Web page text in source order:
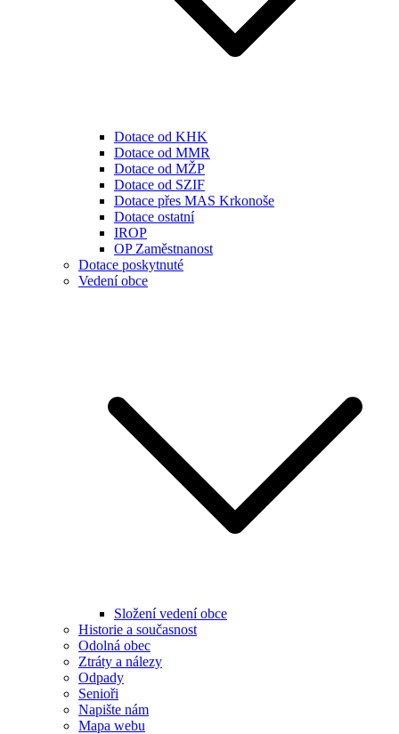
Dotace od KHK
Dotace od MMR
Dotace od MŽP
Dotace od SZIF
Dotace přes MAS Krkonoše
Dotace ostatní
IROP
OP Zaměstnanost
Dotace poskytnuté
Vedení obce
Složení vedení obce
Historie a současnost
Odolná obec
Ztráty a nálezy
Odpady
Senioři
Napište nám
Mapa webu